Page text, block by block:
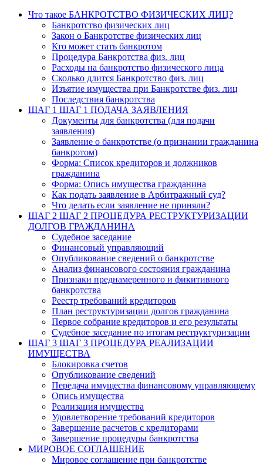
Что такое БАНКРОТСТВО ФИЗИЧЕСКИХ ЛИЦ?
Банкротство физических лиц
Закон о Банкротстве физических лиц
Кто может стать банкротом
Процедура Банкротства физ. лиц
Расходы на банкротство физического лица
Сколько длится Банкротство физ. лиц
Изъятие имущества при Банкротстве физ. лиц
Последствия банкротства
ШАГ 1 ШАГ 1 ПОДАЧА ЗАЯВЛЕНИЯ
Документы для банкротства (для подачи
заявления)
Заявление о банкротстве (о признании гражданина
банкротом)
Форма: Список кредиторов и должников
гражданина
Форма: Опись имущества гражданина
Как подать заявление в Арбитражный суд?
Что делать если заявление не приняли?
ШАГ 2 ШАГ 2 ПРОЦЕДУРА РЕСТРУКТУРИЗАЦИИ
ДОЛГОВ ГРАЖДАНИНА
Судебное заседание
Финансовый управляющий
Опубликование сведений о банкротстве
Анализ финансового состояния гражданина
Признаки преднамеренного и фикитивного
банкротства
Реестр требований кредиторов
План реструктуризации долгов гражданина
Первое собрание кредиторов и его результаты
Судебное заседание по итогам реструктуризации
ШАГ 3 ШАГ 3 ПРОЦЕДУРА РЕАЛИЗАЦИИ
ИМУЩЕСТВА
Блокировка счетов
Опубликование сведений
Передача имущества финансовому управляющему
Опись имущества
Реализация имущества
Удовлетворение требований кредиторов
Завершение расчетов с кредиторами
Завершение процедуры банкротства
МИРОВОЕ СОГЛАШЕНИЕ
Мировое соглашение при банкротстве